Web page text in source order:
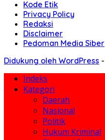
Kode Etik
Privacy Policy
Redaksi
Disclaimer
Pedoman Media Siber
Didukung oleh WordPress -
Indeks
Kategori
Daerah
Nasional
Politik
Hukum Kriminal